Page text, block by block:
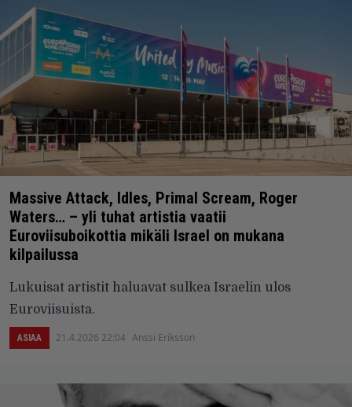
Massive Attack, Idles, Primal Scream, Roger
Waters… – yli tuhat artistia vaatii
Euroviisuboikottia mikäli Israel on mukana
kilpailussa
Lukuisat artistit haluavat sulkea Israelin ulos
Euroviisuista.
ASIAA 21.4.2026 22:04 Anssi Eriksson